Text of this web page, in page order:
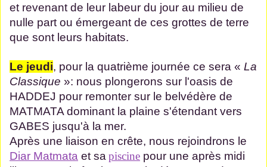
et revenant de leur labeur du jour au milieu de
nulle part ou émergeant de ces grottes de terre
que sont leurs habitats.
Le jeudi, pour la quatrième journée ce sera « La
Classique »: nous plongerons sur l'oasis de
HADDEJ pour remonter sur le belvédère de
MATMATA dominant la plaine s'étendant vers
GABES jusqu'à la mer.
Après une liaison en crête, nous rejoindrons le
Diar Matmata et sapiscine pour une après midi